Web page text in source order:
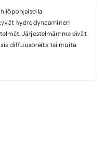
hydrodynaaminen
Järjestelmämme eivät
diffuusoreita tai muita